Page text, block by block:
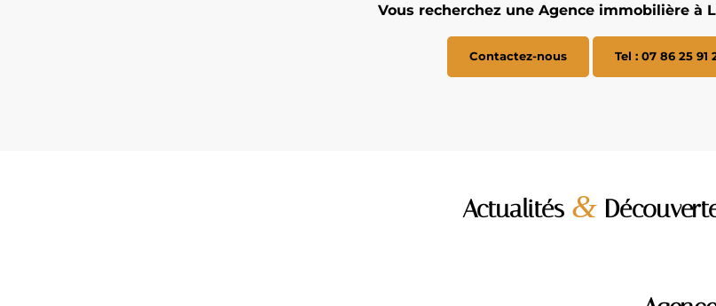
Vous recherchez une Agence immobilière à
Contactez-nous Tel : 07 86 25 91
Actualités &